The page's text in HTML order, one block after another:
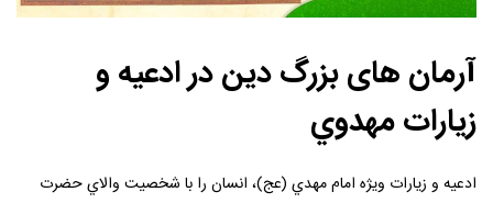
آرمان های بزرگ دين در ادعيه و
زيارات مهدوي
ادعيه و زيارات ويژه امام مهدي (عج)، انسان را با شخصيت والاي حضرت